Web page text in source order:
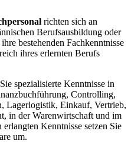
richten sich an
Berufsausbildung oder
bestehenden Fachkenntnisse
ihres erlernten Berufs
spezialisierte Kenntnisse in
Controlling,
Lagerlogistik, Einkauf, Vertrieb,
in der Warenwirtschaft und im
Kenntnisse setzen Sie
um.